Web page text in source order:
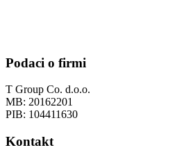
Podaci o firmi
T Group Co. d.o.o.
MB: 20162201
PIB: 104411630
Kontakt